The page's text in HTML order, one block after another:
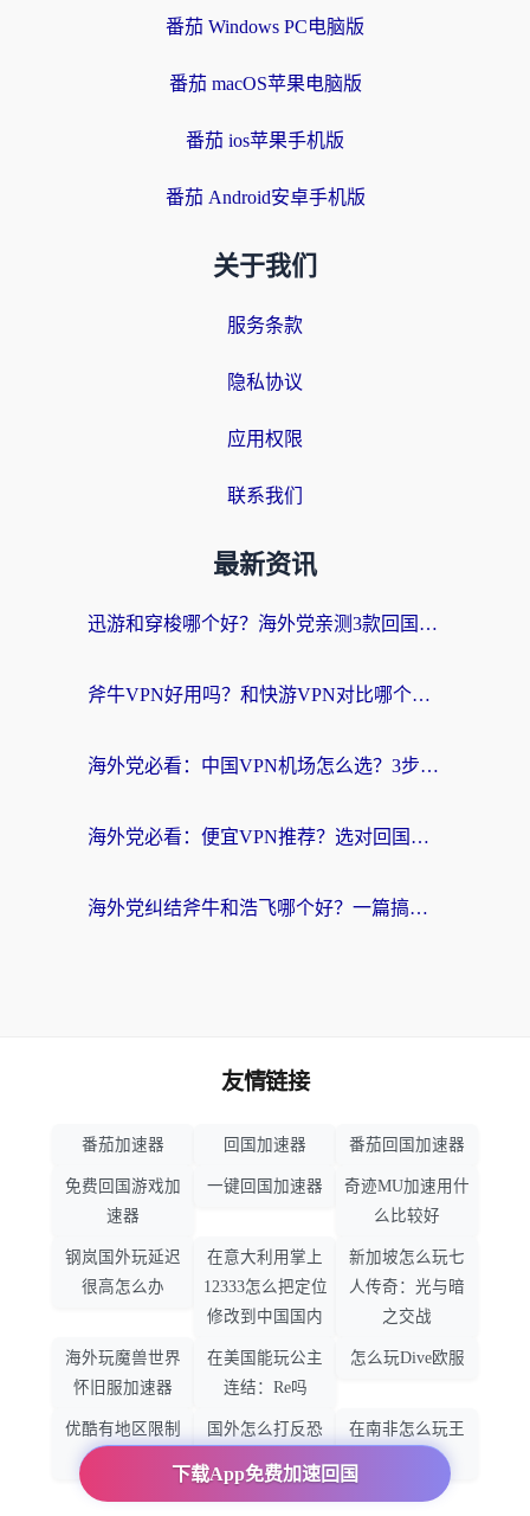
番茄 Windows PC电脑版
番茄 macOS苹果电脑版
番茄 ios苹果手机版
番茄 Android安卓手机版
关于我们
服务条款
隐私协议
应用权限
联系我们
最新资讯
迅游和穿梭哪个好？海外党亲测3款回国加速器+手游加速对比，附避坑指南
斧牛VPN好用吗？和快游VPN对比哪个回国效果更好？马来西亚留学生亲测分享
海外党必看：中国VPN机场怎么选？3步教你无缝访问国内资源（附避坑指南）
海外党必看：便宜VPN推荐？选对回国加速器才能无缝刷国内剧玩国服
海外党纠结斧牛和浩飞哪个好？一篇搞定回国加速器选择+无缝访问国内资源指南
下载App免费加速回国
友情链接
番茄加速器 回国加速器 番茄回国加速器
免费回国游戏加
速器
一键回国加速器
奇迹MU加速用什
么比较好
钢岚国外玩延迟
很高怎么办
在意大利用掌上
12333怎么把定位
修改到中国国内
新加坡怎么玩七
人传奇：光与暗
之交战
海外玩魔兽世界
怀旧服加速器
在美国能玩公主
连结：Re吗
怎么玩Dive欧服
优酷有地区限制
国外怎么打反恐
精英：全球攻势
在南非怎么玩王